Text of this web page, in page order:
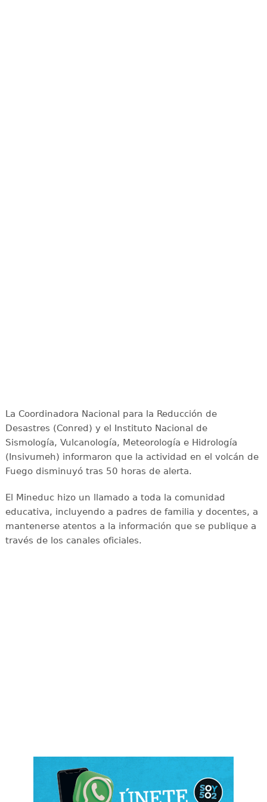
La Coordinadora Nacional para la Reducción de
Desastres (Conred) y el Instituto Nacional de
Sismología, Vulcanología, Meteorología e Hidrología
(Insivumeh) informaron que la actividad en el volcán de
Fuego disminuyó tras 50 horas de alerta.
El Mineduc hizo un llamado a toda la comunidad
educativa, incluyendo a padres de familia y docentes, a
mantenerse atentos a la información que se publique a
través de los canales oficiales.